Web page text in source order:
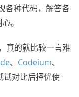
各种代码，解答各
。
真的就比较一言难
、 Codeium、
对比后择优使